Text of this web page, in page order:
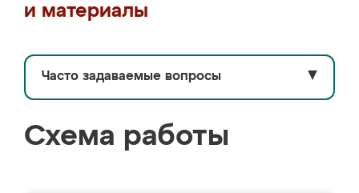
и материалы
Часто задаваемые вопросы ▼
Схема работы